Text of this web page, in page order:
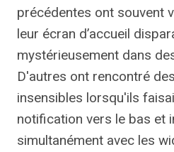
précédentes ont souvent
leur écran d’accueil
mystérieusement dans
D'autres ont rencontré
insensibles lorsqu'ils
notification vers le bas et
simultanément avec les